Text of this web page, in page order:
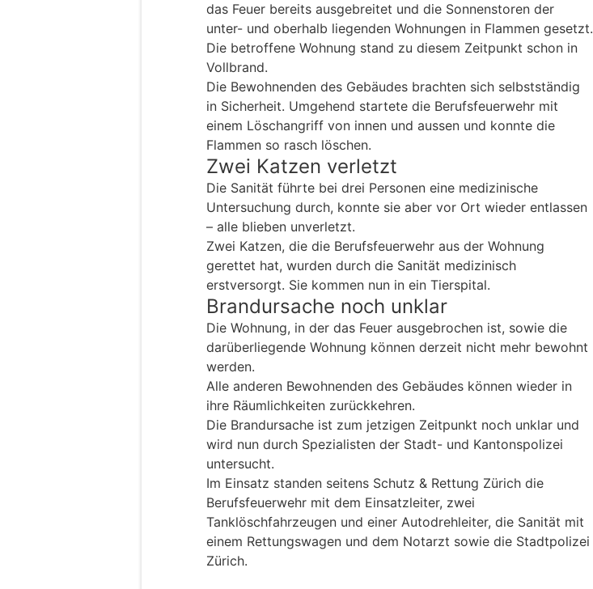
das Feuer bereits ausgebreitet und die Sonnenstoren der
unter- und oberhalb liegenden Wohnungen in Flammen gesetzt.
Die betroffene Wohnung stand zu diesem Zeitpunkt schon in
Vollbrand.
Die Bewohnenden des Gebäudes brachten sich selbstständig
in Sicherheit. Umgehend startete die Berufsfeuerwehr mit
einem Löschangriff von innen und aussen und konnte die
Flammen so rasch löschen.
Zwei Katzen verletzt
Die Sanität führte bei drei Personen eine medizinische
Untersuchung durch, konnte sie aber vor Ort wieder entlassen
– alle blieben unverletzt.
Zwei Katzen, die die Berufsfeuerwehr aus der Wohnung
gerettet hat, wurden durch die Sanität medizinisch
erstversorgt. Sie kommen nun in ein Tierspital.
Brandursache noch unklar
Die Wohnung, in der das Feuer ausgebrochen ist, sowie die
darüberliegende Wohnung können derzeit nicht mehr bewohnt
werden.
Alle anderen Bewohnenden des Gebäudes können wieder in
ihre Räumlichkeiten zurückkehren.
Die Brandursache ist zum jetzigen Zeitpunkt noch unklar und
wird nun durch Spezialisten der Stadt- und Kantonspolizei
untersucht.
Im Einsatz standen seitens Schutz & Rettung Zürich die
Berufsfeuerwehr mit dem Einsatzleiter, zwei
Tanklöschfahrzeugen und einer Autodrehleiter, die Sanität mit
einem Rettungswagen und dem Notarzt sowie die Stadtpolizei
Zürich.